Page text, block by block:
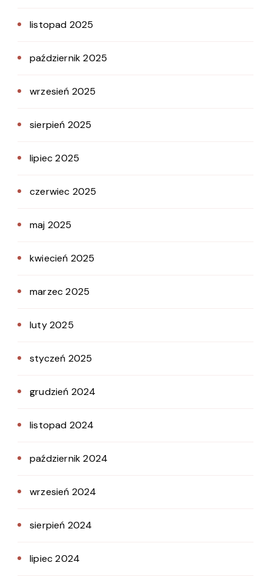
listopad 2025
październik 2025
wrzesień 2025
sierpień 2025
lipiec 2025
czerwiec 2025
maj 2025
kwiecień 2025
marzec 2025
luty 2025
styczeń 2025
grudzień 2024
listopad 2024
październik 2024
wrzesień 2024
sierpień 2024
lipiec 2024